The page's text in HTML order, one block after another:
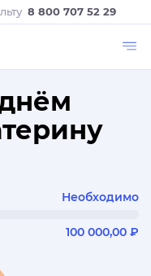
8 800 707 52 29
Необходимо
100 000,00 ₽